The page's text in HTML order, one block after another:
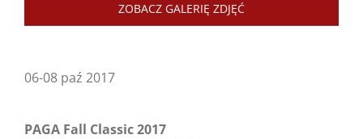
ZOBACZ GALERIĘ ZDJĘĆ
06-08 paź 2017
PAGA Fall Classic 2017